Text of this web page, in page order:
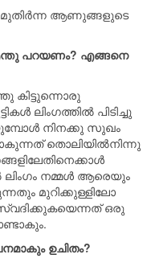
മുതിര്‍ന്ന ആണുങ്ങളുടെ
എന്തു പറയണം? എങ്ങനെ
കിട്ടുന്നൊരു
ലിംഗത്തിൽ പിടിച്ചു
നിനക്കു സുഖം
തൊലിയില്‍നിന്നു
നമ്മള്‍ ആരെയും
മുറിക്കുള്ളിലോ
ഒരു
ഉചിതം?